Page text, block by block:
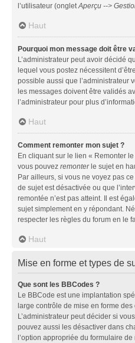
l’utilisateur (ongletAperçu -->
Haut
Pourquoi mon message doit être
L’administrateur peut avoir décidé
lequel vous postez nécessitent
possible aussi que l’administrateur
les messages doivent être validés
l’administrateur pour plus
Haut
Comment remonter mon sujet ?
En cliquant sur le lien « Remonter
vous pouvez remonterle sujet en
Par ailleurs, si vous ne voyez pas
de sujet est désactivée ou que
remontée n’est pas atteint. Il est
sujet simplement en y répondant.
respecter les règles du forum en le
Haut
Mise en forme et types de
Que sont les BBCodes ?
Le BBCode est une implantation
large contrôle de mise en forme des
L’administrateur peut décider si
pouvez aussi les désactiver dans
l’option appropriée du formulaire